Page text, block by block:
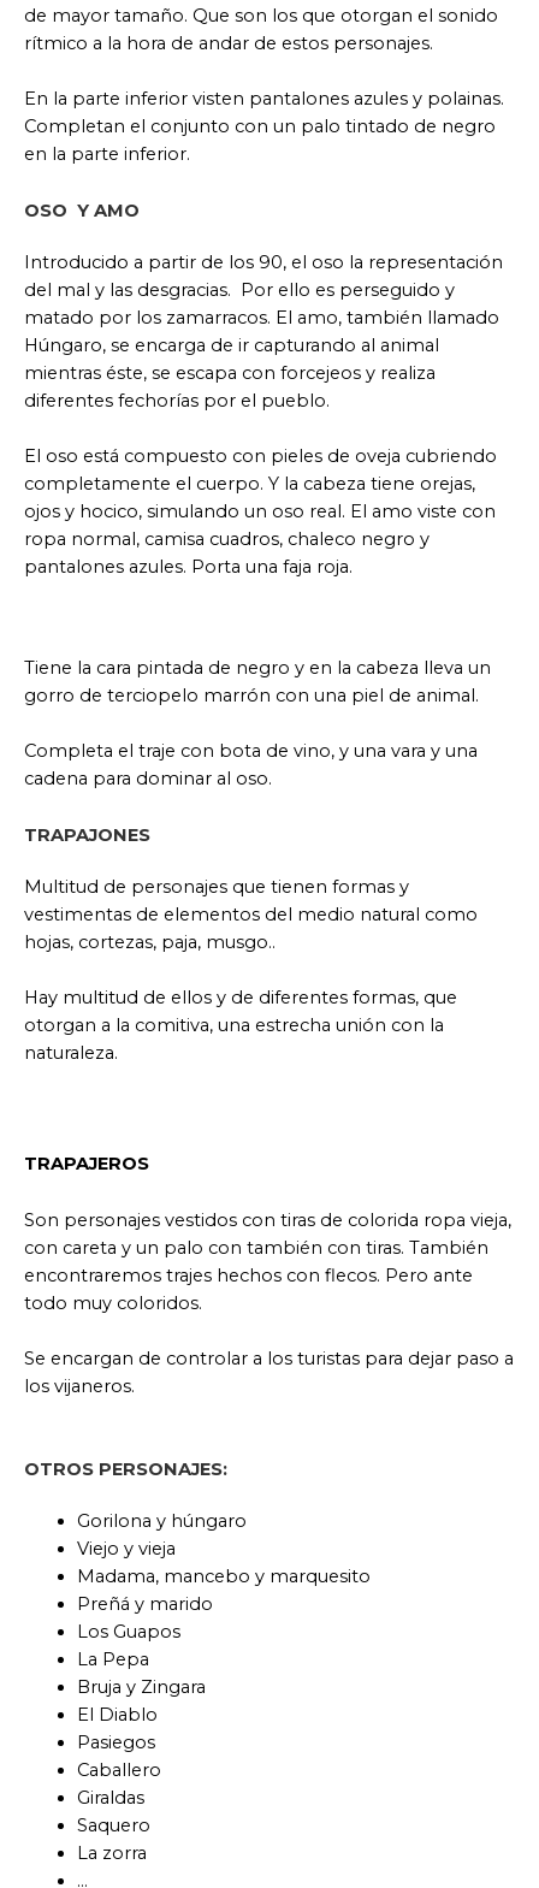
de mayor tamaño. Que son los que otorgan el sonido
rítmico a la hora de andar de estos personajes.
En la parte inferior visten pantalones azules y polainas.
Completan el conjunto con un palo tintado de negro
en la parte inferior.
OSO Y AMO
Introducido a partir de los 90, el oso la representación
del mal y las desgracias. Por ello es perseguido y
matado por los zamarracos. El amo, también llamado
Húngaro, se encarga de ir capturando al animal
mientras éste, se escapa con forcejeos y realiza
diferentes fechorías por el pueblo.
El oso está compuesto con pieles de oveja cubriendo
completamente el cuerpo. Y la cabeza tiene orejas,
ojos y hocico, simulando un oso real. El amo viste con
ropa normal, camisa cuadros, chaleco negro y
pantalones azules. Porta una faja roja.
Tiene la cara pintada de negro y en la cabeza lleva un
gorro de terciopelo marrón con una piel de animal.
Completa el traje con bota de vino, y una vara y una
cadena para dominar al oso.
TRAPAJONES
Multitud de personajes que tienen formas y
vestimentas de elementos del medio natural como
hojas, cortezas, paja, musgo..
Hay multitud de ellos y de diferentes formas, que
otorgan a la comitiva, una estrecha unión con la
naturaleza.
TRAPAJEROS
Son personajes vestidos con tiras de colorida ropa vieja,
con careta y un palo con también con tiras. También
encontraremos trajes hechos con flecos. Pero ante
todo muy coloridos.
Se encargan de controlar a los turistas para dejar paso a
los vijaneros.
OTROS PERSONAJES:
Gorilona y húngaro
Viejo y vieja
Madama, mancebo y marquesito
Preñá y marido
Los Guapos
La Pepa
Bruja y Zingara
El Diablo
Pasiegos
Caballero
Giraldas
Saquero
La zorra
…